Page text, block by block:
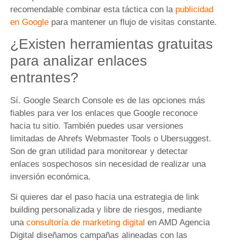
recomendable combinar esta táctica con la publicidad
en Google para mantener un flujo de visitas constante.
¿Existen herramientas gratuitas
para analizar enlaces
entrantes?
Sí. Google Search Console es de las opciones más
fiables para ver los enlaces que Google reconoce
hacia tu sitio. También puedes usar versiones
limitadas de Ahrefs Webmaster Tools o Ubersuggest.
Son de gran utilidad para monitorear y detectar
enlaces sospechosos sin necesidad de realizar una
inversión económica.
Si quieres dar el paso hacia una estrategia de link
building personalizada y libre de riesgos, mediante
una consultoría de marketing digital en AMD Agencia
Digital diseñamos campañas alineadas con las